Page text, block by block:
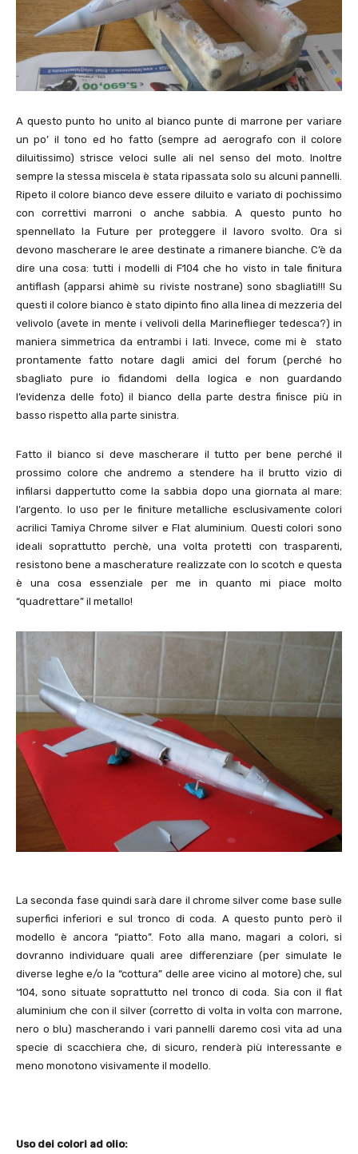
A questo punto ho unito al bianco punte di marrone per variare
un po’ il tono ed ho fatto (sempre ad aerografo con il colore
diluitissimo) strisce veloci sulle ali nel senso del moto. Inoltre
sempre la stessa miscela è stata ripassata solo su alcuni pannelli.
Ripeto il colore bianco deve essere diluito e variato di pochissimo
con correttivi marroni o anche sabbia. A questo punto ho
spennellato la Future per proteggere il lavoro svolto. Ora si
devono mascherare le aree destinate a rimanere bianche. C’è da
dire una cosa: tutti i modelli di F104 che ho visto in tale finitura
antiflash (apparsi ahimè su riviste nostrane) sono sbagliati!!! Su
questi il colore bianco è stato dipinto fino alla linea di mezzeria del
velivolo (avete in mente i velivoli della Marineflieger tedesca?) in
maniera simmetrica da entrambi i lati. Invece, come mi è stato
prontamente fatto notare dagli amici del forum (perché ho
sbagliato pure io fidandomi della logica e non guardando
l’evidenza delle foto) il bianco della parte destra finisce più in
basso rispetto alla parte sinistra.
Fatto il bianco si deve mascherare il tutto per bene perché il
prossimo colore che andremo a stendere ha il brutto vizio di
infilarsi dappertutto come la sabbia dopo una giornata al mare:
l’argento. Io uso per le finiture metalliche esclusivamente colori
acrilici Tamiya Chrome silver e Flat aluminium. Questi colori sono
ideali soprattutto perchè, una volta protetti con trasparenti,
resistono bene a mascherature realizzate con lo scotch e questa
è una cosa essenziale per me in quanto mi piace molto
“quadrettare” il metallo!
La seconda fase quindi sarà dare il chrome silver come base sulle
superfici inferiori e sul tronco di coda. A questo punto però il
modello è ancora “piatto”. Foto alla mano, magari a colori, si
dovranno individuare quali aree differenziare (per simulate le
diverse leghe e/o la “cottura” delle aree vicino al motore) che, sul
‘104, sono situate soprattutto nel tronco di coda. Sia con il flat
aluminium che con il silver (corretto di volta in volta con marrone,
nero o blu) mascherando i vari pannelli daremo così vita ad una
specie di scacchiera che, di sicuro, renderà più interessante e
meno monotono visivamente il modello.
Uso dei colori ad olio: